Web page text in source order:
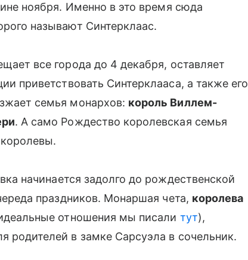
ноября. Именно в это время сюда
называют Синтерклаас.
все города до 4 декабря, оставляет
приветствовать Синтерклааса, а также его
семья монархов: король Виллем-
. А само Рождество королевская семья
начинается задолго до рождественской
праздников. Монаршая чета, королева
отношения мы писали тут),
родителей в замке Сарсуэла в сочельник.